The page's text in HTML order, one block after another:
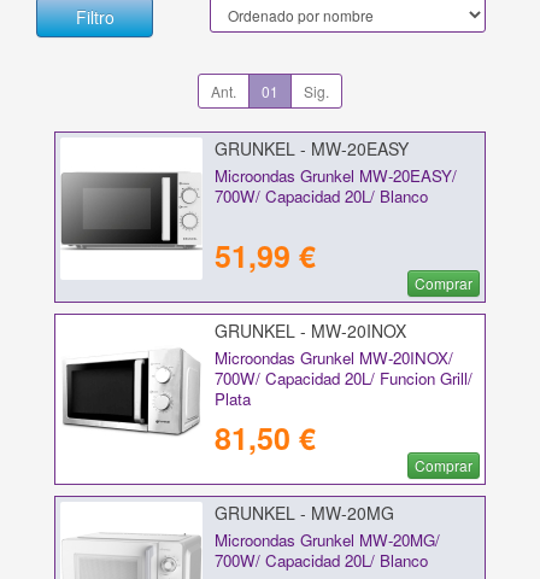
Filtro
Ant. 01 Sig.
GRUNKEL - MW-20EASY
Microondas Grunkel MW-20EASY/
700W/ Capacidad 20L/ Blanco
51,99 €
Comprar
GRUNKEL - MW-20INOX
Microondas Grunkel MW-20INOX/
700W/ Capacidad 20L/ Funcion Grill/
Plata
81,50 €
Comprar
GRUNKEL - MW-20MG
Microondas Grunkel MW-20MG/
700W/ Capacidad 20L/ Blanco